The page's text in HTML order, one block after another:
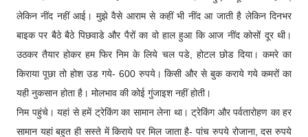
लेकिन नींद नहीं आई। मुझे वैसे आराम से कहीं भी नींद आ जाती है लेकिन दिनभर
बाइक पर बैठे बैठे पिछवाडे और पैरों का वो हाल हुआ कि आज नींद कोसों दूर थी।
उठकर तैयार होकर हम फिर निम के लिये चल पडे, होटल छोड दिया। कमरे का
किराया पूछा तो होश उड गये- 600 रुपये। किसी और से बुक कराये गये कमरों का
यही नुकसान होता है। मोलभाव की कोई गुंजाइश नहीं होती।
निम पहुंचे। यहां से हमें ट्रेकिंग का सामान लेना था। ट्रेकिंग और पर्वतारोहण का हर
सामान यहां बहुत ही सस्ते में किराये पर मिल जाता है- पांच रुपये रोजाना, दस रुपये